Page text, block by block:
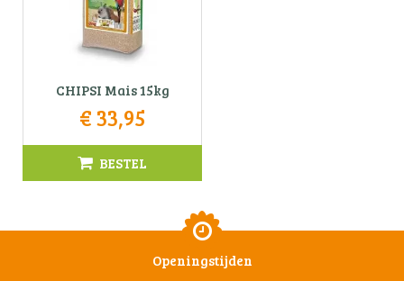
CHIPSI Mais 15kg
€33,95
BESTEL
Openingstijden